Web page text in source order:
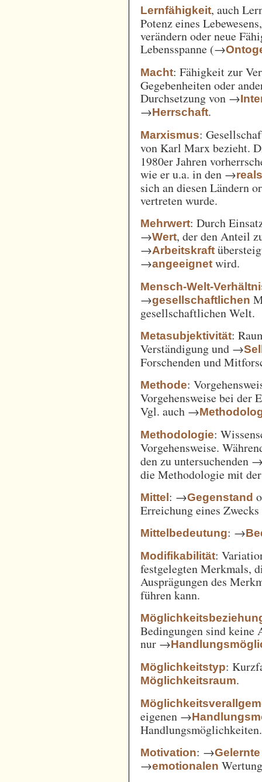
Lernfähigkeit, auch
Potenz eines
verändern oder neue
Lebensspanne (→
Macht: Fähigkeit zur
Gegebenheiten oder
Durchsetzung von →
→Herrschaft.
Marxismus:
von Karl Marx bezieht.
1980er Jahren
wie er u.a. in den →
sich an diesen Ländern
vertreten wurde.
Mehrwert: Durch
→Wert, der den Anteil
→Arbeitskraft
→angeeignet wird.
Mensch-Welt-
→gesellschaftlichen
gesellschaftlichen Welt.
Metasubjektivität:
Verständigung und →
Forschenden und
Methode:
Vorgehensweise bei der
Vgl. auch →
Methodologie:
Vorgehensweise.
den zu untersuchenden
die Methodologie mit
Mittel: →Gegenstand
Erreichung eines
Mittelbedeutung: →
Modifikabilität:
festgelegten Merkmals,
Ausprägungen des
führen kann.
Bedingungen sind keine
nur →
Möglichkeitstyp:
Möglichkeitsraum.
eigenen →
Handlungsmöglichkeiten.
Motivation: →Gelernte
→emotionalen